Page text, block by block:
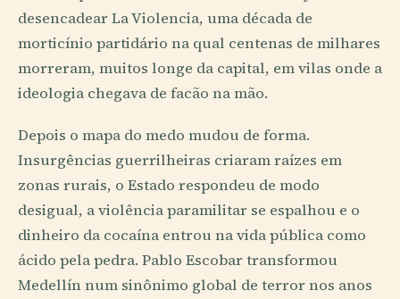
desencadear La Violencia, uma década de
morticínio partidário na qual centenas de milhares
morreram, muitos longe da capital, em vilas onde a
ideologia chegava de facão na mão.
Depois o mapa do medo mudou de forma.
Insurgências guerrilheiras criaram raízes em
zonas rurais, o Estado respondeu de modo
desigual, a violência paramilitar se espalhou e o
dinheiro da cocaína entrou na vida pública como
ácido pela pedra. Pablo Escobar transformou
Medellín num sinônimo global de terror nos anos